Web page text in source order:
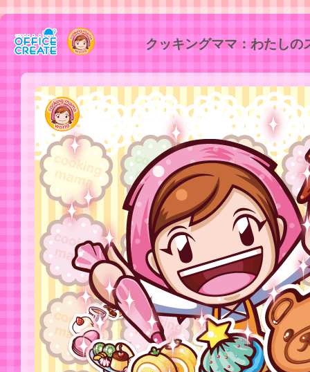
クッキングママ：わたしの